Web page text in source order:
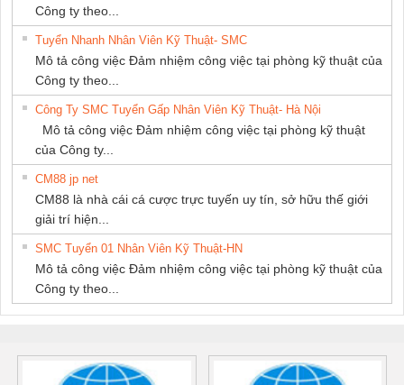
Công ty theo...
Tuyển Nhanh Nhân Viên Kỹ Thuật- SMC
Mô tả công việc Đảm nhiệm công việc tại phòng kỹ thuật của
Công ty theo...
Công Ty SMC Tuyển Gấp Nhân Viên Kỹ Thuật- Hà Nội
Mô tả công việc Đảm nhiệm công việc tại phòng kỹ thuật
của Công ty...
CM88 jp net
CM88 là nhà cái cá cược trực tuyến uy tín, sở hữu thế giới
giải trí hiện...
SMC Tuyển 01 Nhân Viên Kỹ Thuật-HN
Mô tả công việc Đảm nhiệm công việc tại phòng kỹ thuật của
Công ty theo...